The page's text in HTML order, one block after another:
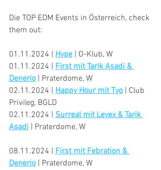
Die TOP EDM Events in Österreich, check
them out:
01.11.2024 | Hype | O-Klub, W
01.11.2024 | First mit Tarik Asadi &
Denerio | Praterdome, W
02.11.2024 | Happy Hour mit Tyo | Club
Privileg, BGLD
02.11.2024 | Surreal mit Levex & Tarik
Asadi | Praterdome, W
08.11.2024 | First mit Febration &
Denerio | Praterdome, W